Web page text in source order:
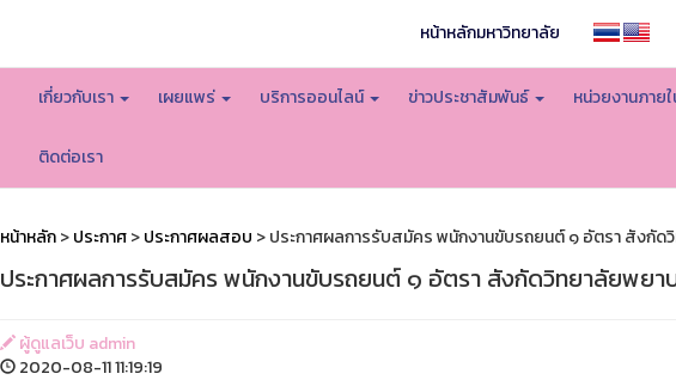
หน้าหลักมหาวิทยาลัย
เกี่ยวกับเรา เผยแพร่ บริการออนไลน์ ข่าวประชาสัมพันธ์ หน่วยงานภาย
ติดต่อเรา
หน้าหลัก>ประกาศ>ประกาศผลสอบ > ประกาศผลการรับสมัคร พนักงานขับรถยนต์ ๑ อัตรา สังกัด
ประกาศผลการรับสมัคร พนักงานขับรถยนต์ ๑ อัตรา สังกัดวิทยาลัยพยา
ผู้ดูแลเว็บ admin
2020-08-11 11:19:19